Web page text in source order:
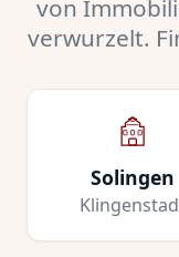
von
verwurzelt.
Solingen